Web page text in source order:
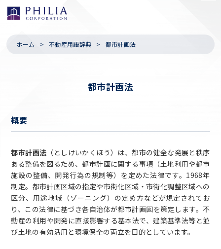
ホーム 不動産用語辞典 都市計画法
都市計画法
概要
都市計画法 （としけいかくほう）は、都市の健全な発展と秩序
ある整備を図るため、都市計画に関する事項（土地利用や都市
施設の整備、開発行為の規制等）を定めた法律です。1968年
制定。都市計画区域の指定や市街化区域・市街化調整区域への
区分、用途地域（ゾーニング）の定め方などが規定されてお
り、この法律に基づき各自治体が都市計画図を策定します。不
動産の利用や開発に直接影響する基本法で、建築基準法等と並
び土地の有効活用と環境保全の両立を目的としています。